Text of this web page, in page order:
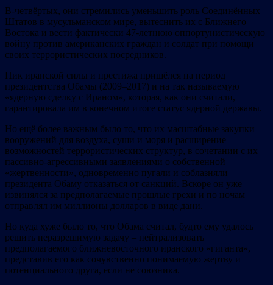
В-четвёртых, они стремились уменьшить роль Соединённых
Штатов в мусульманском мире, вытеснить их с Ближнего
Востока и вести фактически 47-летнюю оппортунистическую
войну против американских граждан и солдат при помощи
своих террористических посредников.
Пик иранской силы и престижа пришёлся на период
президентства Обамы (2009–2017) и на так называемую
«ядерную сделку с Ираном», которая, как они считали,
гарантировала им в конечном итоге статус ядерной державы.
Но ещё более важным было то, что их масштабные закупки
вооружений для воздуха, суши и моря и расширение
возможностей террористических структур, в сочетании с их
пассивно-агрессивными заявлениями о собственной
«жертвенности», одновременно пугали и соблазняли
президента Обаму отказаться от санкций. Вскоре он уже
извинялся за предполагаемые прошлые грехи и по ночам
отправлял им миллионы долларов в виде дани.
Но куда хуже было то, что Обама считал, будто ему удалось
решить неразрешимую задачу – нейтрализовать
предполагаемого ближневосточного иранского «гиганта»,
представив его как сочувственно понимаемую жертву и
потенциального друга, если не союзника.